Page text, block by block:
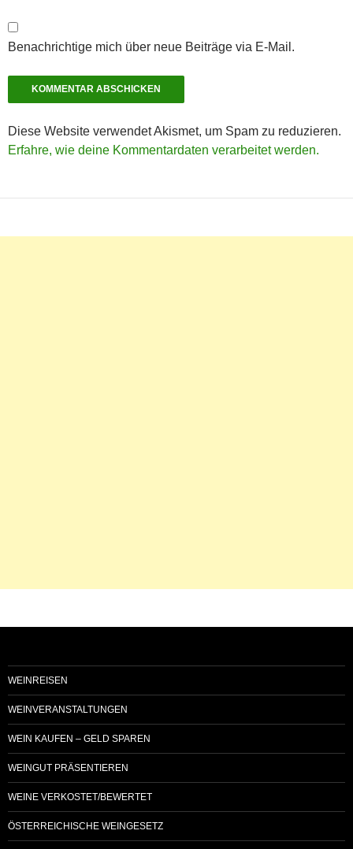
Benachrichtige mich über neue Beiträge via E-Mail.
Diese Website verwendet Akismet, um Spam zu reduzieren.
Erfahre, wie deine Kommentardaten verarbeitet werden.
WEINREISEN
WEINVERANSTALTUNGEN
WEIN KAUFEN – GELD SPAREN
WEINGUT PRÄSENTIEREN
WEINE VERKOSTET/BEWERTET
ÖSTERREICHISCHE WEINGESETZ